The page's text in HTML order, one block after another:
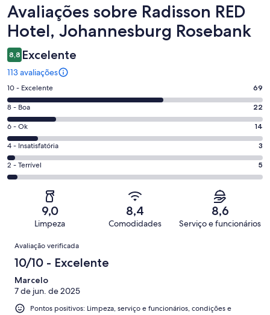
Avaliações
Avaliações sobre Radisson RED
Hotel, Johannesburg Rosebank
8,8 Excelente
113 avaliações
Nota
10
-
Excelente.
69
de
113
avaliações
10 - Excelente 69
Nota
8
-
Boa.
22
de
avaliações
8 - Boa 22
Nota
6
-
Ok.
14
avaliações
6 - Ok 14
Nota
4
-
4 - Insatisfatória 3
Nota
2
113
2 - Terrível 5
9,0
Limpeza
8,4
Comodidades
8,6
Serviço e funcionários
Avaliações
Avaliação verificada
10/10 - Excelente
Marcelo
7 de jun. de 2025
Pontos positivos: Limpeza, serviço e funcionários, condições e